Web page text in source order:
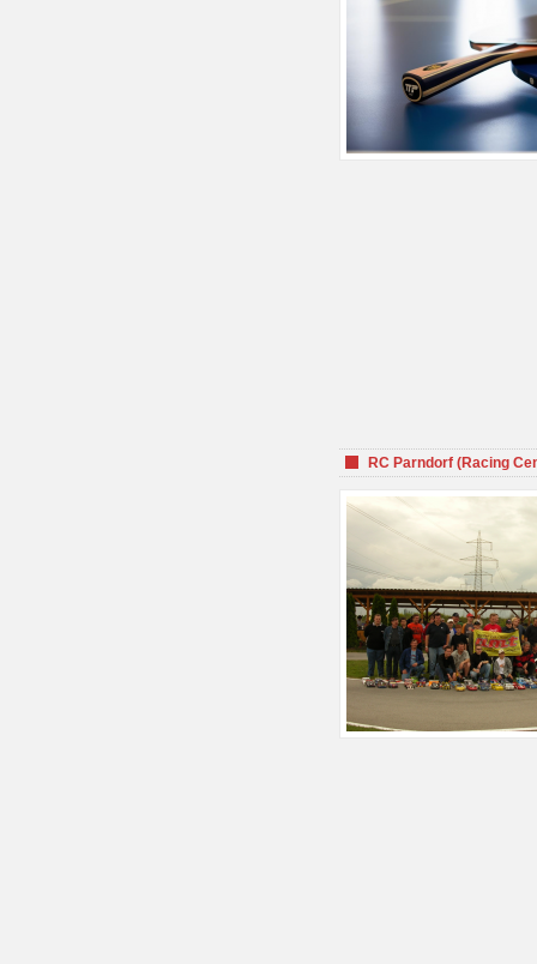
RC Parndorf (Racing